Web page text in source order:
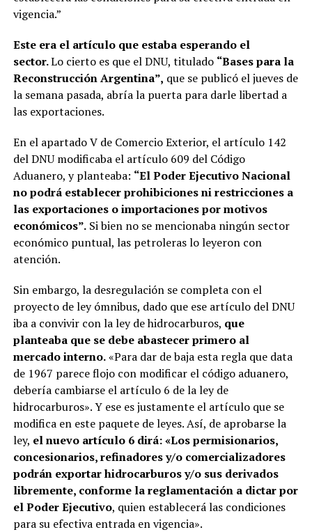
vigencia.”
Este era el artículo que estaba esperando el
sector.Lo cierto es que el DNU, titulado “Bases para la
Reconstrucción Argentina”, que se publicó el jueves de
la semana pasada, abría la puerta para darle libertad a
las exportaciones.
En el apartado V de Comercio Exterior, el artículo 142
del DNU modificaba el artículo 609 del Código
Aduanero, y planteaba: “El Poder Ejecutivo Nacional
no podrá establecer prohibiciones ni restricciones a
las exportaciones o importaciones por motivos
económicos”.Si bien no se mencionaba ningún sector
económico puntual, las petroleras lo leyeron con
atención.
Sin embargo, la desregulación se completa con el
proyecto de ley ómnibus, dado que ese artículo del DNU
iba a convivir con la ley de hidrocarburos, que
planteaba que se debe abastecer primero al
mercado interno.«Para dar de baja esta regla que data
de 1967 parece flojo con modificar el código aduanero,
debería cambiarse el artículo 6 de la ley de
hidrocarburos». Y ese es justamente el artículo que se
modifica en este paquete de leyes. Así, de aprobarse la
ley, el nuevo artículo 6 dirá: «Los permisionarios,
concesionarios, refinadores y/o comercializadores
podrán exportar hidrocarburos y/o sus derivados
libremente, conforme la reglamentación a dictar por
el Poder Ejecutivo, quien establecerá las condiciones
para su efectiva entrada en vigencia».